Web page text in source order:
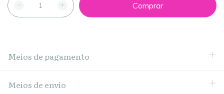
Meios de pagamento
Meios de envio